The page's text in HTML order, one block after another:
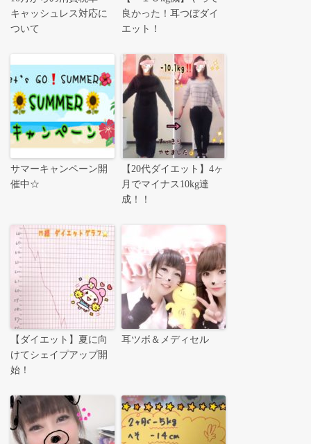
キャッシュレス対応に
ついて
良かった！耳つぼダイ
エット！
サマーキャンペーン開
催中☆
【20代ダイエット】4ヶ
月でマイナス10kg達
成！！
【ダイエット】夏に向
けてシェイプアップ開
始！
耳ツボ＆メディセル